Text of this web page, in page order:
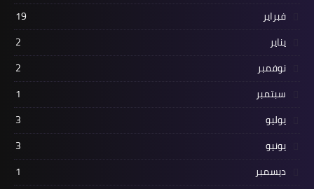
فبراير
19
يناير
2
نوفمبر
2
سبتمبر
1
يوليو
3
يونيو
3
ديسمبر
1